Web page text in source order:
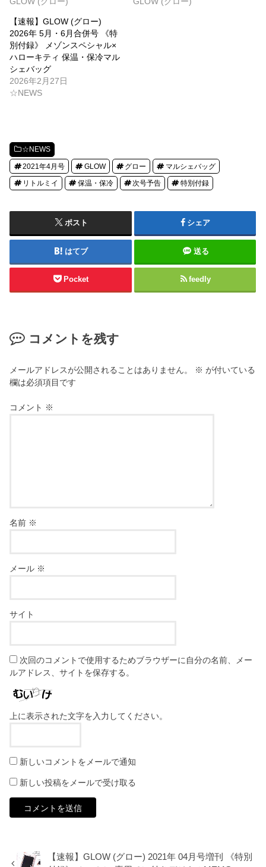
【速報】GLOW (グロー)
2026年 5月・6月合併号 《特
別付録》 メゾンスペシャル×
ハローキティ 保温・保冷マル
シェバッグ
2026年2月27日
☆NEWS
☆NEWS
2021年4月号 GLOW グロー マルシェバッグ
リトルミイ 保温・保冷 次号予告 特別付録
ポスト シェア
はてブ 送る
Pocket feedly
コメントを残す
メールアドレスが公開されることはありません。 ※ が付いている
欄は必須項目です
コメント ※
名前 ※
メール ※
サイト
次回のコメントで使用するためブラウザーに自分の名前、メー
ルアドレス、サイトを保存する。
上に表示された文字を入力してください。
新しいコメントをメールで通知
新しい投稿をメールで受け取る
【速報】GLOW (グロー) 2021年 04月号増刊 《特別